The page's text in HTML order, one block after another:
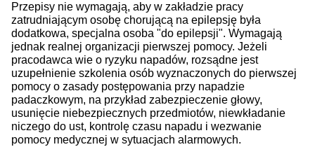
Przepisy nie wymagają, aby w zakładzie pracy
zatrudniającym osobę chorującą na epilepsję była
dodatkowa, specjalna osoba "do epilepsji". Wymagają
jednak realnej organizacji pierwszej pomocy. Jeżeli
pracodawca wie o ryzyku napadów, rozsądne jest
uzupełnienie szkolenia osób wyznaczonych do pierwszej
pomocy o zasady postępowania przy napadzie
padaczkowym, na przykład zabezpieczenie głowy,
usunięcie niebezpiecznych przedmiotów, niewkładanie
niczego do ust, kontrolę czasu napadu i wezwanie
pomocy medycznej w sytuacjach alarmowych.